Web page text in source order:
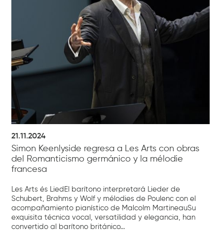
21.11.2024
Simon Keenlyside regresa a Les Arts con obras
del Romanticismo germánico y la mélodie
francesa
Les Arts és LiedEl barítono interpretará Lieder de
Schubert, Brahms y Wolf y mélodies de Poulenc con el
acompañamiento pianístico de Malcolm MartineauSu
exquisita técnica vocal, versatilidad y elegancia, han
convertido al barítono británico...